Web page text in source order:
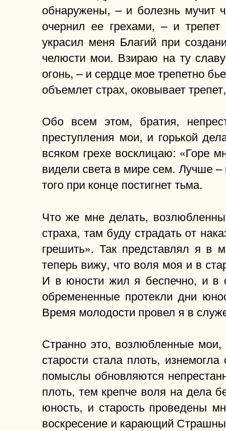
обнаружены, – и болезнь мучит
очернил ее грехами, – и трепет
украсил меня Благий при
челюсти мои. Взираю на ту
огонь, – и сердце мое трепетно
объемлет страх, оковывает
Обо всем этом, братия,
преступления мои, и горькой
всяком грехе восклицаю: «Горе
видели света в мире сем. Лучше –
того при конце постигнет тьма.
Что же мне делать,
страха, там буду страдать от
грешить». Так представлял я в
теперь вижу, что воля моя и в
И в юности жил я беспечно, и в
обремененные протекли дни
Время молодости провел я в
Странно это, возлюбленные
старости стала плоть,
помыслы обновляются
плоть, тем крепче воля на дела
юность, и старость проведены
воскресение и карающий